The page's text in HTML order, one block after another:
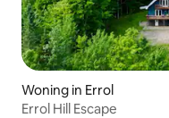
Woning in Errol
Errol Hill Escape